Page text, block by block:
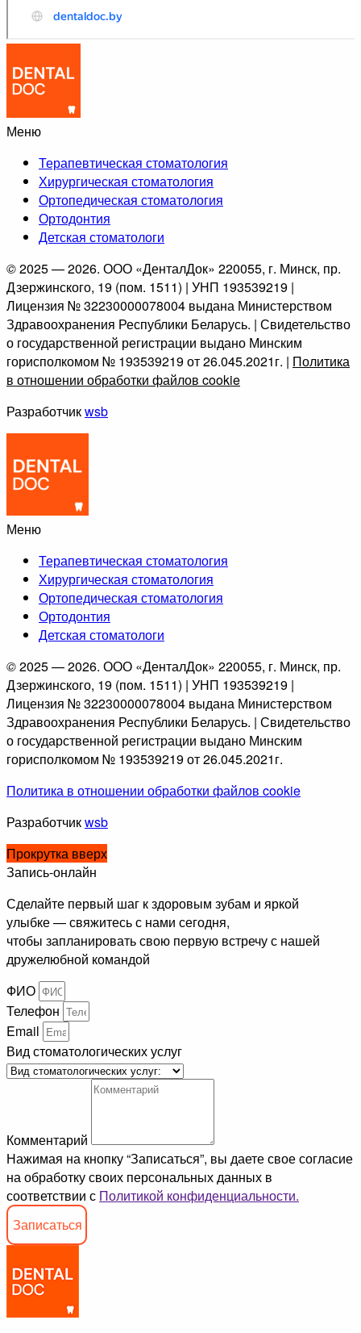
Меню
Терапевтическая стоматология
Хирургическая стоматология
Ортопедическая стоматология
Ортодонтия
Детская стоматологи
©2025 — 2026. ООО «ДенталДок» 220055, г. Минск, пр.
Дзержинского, 19 (пом. 1511) | УНП 193539219 |
Лицензия № 32230000078004 выдана Министерством
Здравоохранения Республики Беларусь. | Свидетельство
о государственной регистрации выдано Минским
горисполкомом № 193539219 от 26.045.2021г. | Политика
в отношении обработки файлов cookie
Разработчикwsb
Меню
Терапевтическая стоматология
Хирургическая стоматология
Ортопедическая стоматология
Ортодонтия
Детская стоматологи
©2025 — 2026. ООО «ДенталДок» 220055, г. Минск, пр.
Дзержинского, 19 (пом. 1511) | УНП 193539219 |
Лицензия № 32230000078004 выдана Министерством
Здравоохранения Республики Беларусь. | Свидетельство
о государственной регистрации выдано Минским
горисполкомом № 193539219 от 26.045.2021г.
Политика в отношении обработки файлов cookie
Разработчикwsb
Прокрутка вверх
Запись-онлайн
Сделайте первый шаг к здоровым зубам и яркой
улыбке — свяжитесь с нами сегодня,
чтобы запланировать свою первую встречу с нашей
дружелюбной командой
ФИО
Телефон
Email
Вид стоматологических услуг
Комментарий
Нажимая на кнопку “Записаться”, вы даете свое согласие
на обработку своих персональных данных в
соответствии с Политикой конфиденциальности.
Записаться